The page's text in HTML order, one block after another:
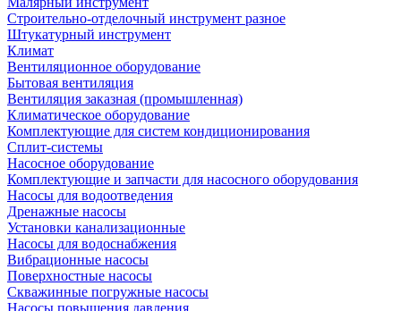
Строительно-отделочный инструмент разное
Штукатурный инструмент
Климат
Вентиляционное оборудование
Бытовая вентиляция
Вентиляция заказная (промышленная)
Климатическое оборудование
Комплектующие для систем кондиционирования
Сплит-системы
Насосное оборудование
Комплектующие и запчасти для насосного оборудования
Насосы для водоотведения
Дренажные насосы
Установки канализационные
Насосы для водоснабжения
Вибрационные насосы
Поверхностные насосы
Скважинные погружные насосы
Насосы повышения давления